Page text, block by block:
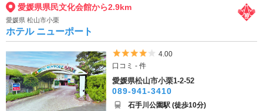
愛媛県県民文化会館から2.9km
愛媛県 松山市小栗
ホテル ニューポート
5つ星のうち4
4.00
口コミ - 件
愛媛県松山市小栗1-2-52
089-941-3410
石手川公園駅 (徒歩10分)